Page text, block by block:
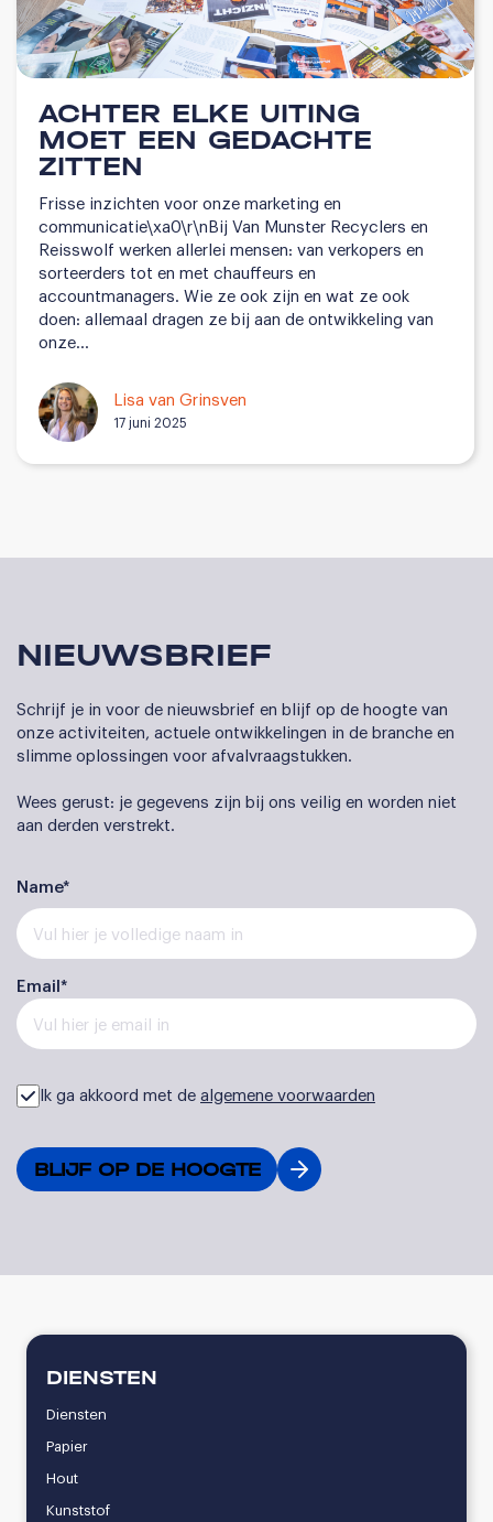
ACHTER ELKE UITING
MOET EEN GEDACHTE
ZITTEN
Frisse inzichten voor onze marketing en
communicatie\xa0\r\nBij Van Munster Recyclers en
Reisswolf werken allerlei mensen: van verkopers en
sorteerders tot en met chauffeurs en
accountmanagers. Wie ze ook zijn en wat ze ook
doen: allemaal dragen ze bij aan de ontwikkeling van
onze…
Lisa van Grinsven
17 juni 2025
NIEUWSBRIEF
Schrijf je in voor de nieuwsbrief en blijf op de hoogte van
onze activiteiten, actuele ontwikkelingen in de branche en
slimme oplossingen voor afvalvraagstukken.
Wees gerust: je gegevens zijn bij ons veilig en worden niet
aan derden verstrekt.
Name*
Email*
Ik ga akkoord met de algemene voorwaarden
DIENSTEN
Diensten
Papier
Hout
Kunststof